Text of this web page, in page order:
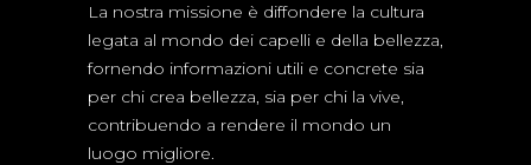
La nostra missione è diffondere la cultura
legata al mondo dei capelli e della bellezza,
fornendo informazioni utili e concrete sia
per chi crea bellezza, sia per chi la vive,
contribuendo a rendere il mondo un
luogo migliore.